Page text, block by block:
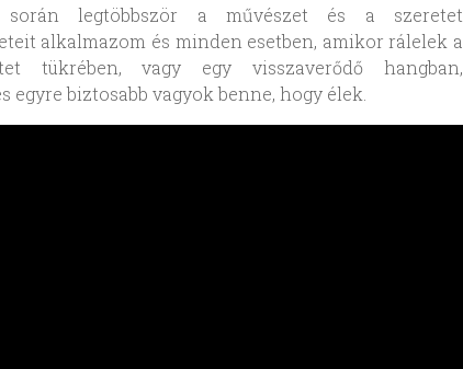
legtöbbször a művészet és a szeretet
alkalmazom és minden esetben, amikor rálelek a
tükrében, vagy egy visszaverődő hangban,
egyre biztosabb vagyok benne, hogy élek.